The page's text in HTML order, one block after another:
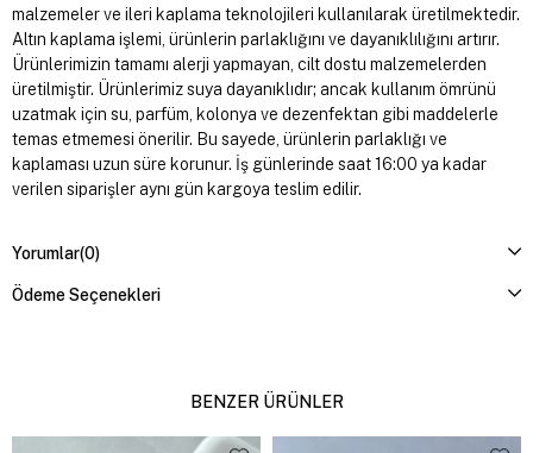
malzemeler ve ileri kaplama teknolojileri kullanılarak üretilmektedir.
Altın kaplama işlemi, ürünlerin parlaklığını ve dayanıklılığını artırır.
Ürünlerimizin tamamı alerji yapmayan, cilt dostu malzemelerden
üretilmiştir. Ürünlerimiz suya dayanıklıdır; ancak kullanım ömrünü
uzatmak için su, parfüm, kolonya ve dezenfektan gibi maddelerle
temas etmemesi önerilir. Bu sayede, ürünlerin parlaklığı ve
kaplaması uzun süre korunur. İş günlerinde saat 16:00 ya kadar
verilen siparişler aynı gün kargoya teslim edilir.
Yorumlar(0)
Ödeme Seçenekleri
BENZER ÜRÜNLER